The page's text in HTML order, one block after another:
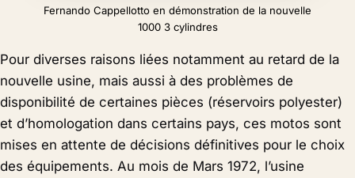
Fernando Cappellotto en démonstration de la nouvelle
1000 3 cylindres
Pour diverses raisons liées notamment au retard de la
nouvelle usine, mais aussi à des problèmes de
disponibilité de certaines pièces (réservoirs polyester)
et d’homologation dans certains pays, ces motos sont
mises en attente de décisions définitives pour le choix
des équipements. Au mois de Mars 1972, l’usine